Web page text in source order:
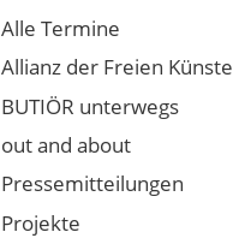
Alle Termine
Allianz der Freien Künste
BUTIÖR unterwegs
out and about
Pressemitteilungen
Projekte